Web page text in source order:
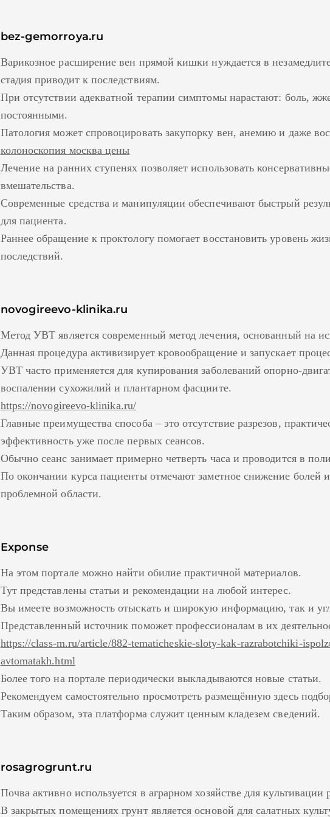
bez-gemorroya.ru
Варикозное расширение вен прямой кишки нуждается в
стадия приводит к последствиям.
При отсутствии адекватной терапии симптомы нарастают: боль,
постоянными.
Патология может спровоцировать закупорку вен, анемию и даже
колоноскопия москва цены
Лечение на ранних ступенях позволяет использовать
вмешательства.
Современные средства и манипуляции обеспечивают быстрый
для пациента.
Раннее обращение к проктологу помогает восстановить уровень
последствий.
novogireevo-klinika.ru
Метод УВТ является современный метод лечения, основанный на
Данная процедура активизирует кровообращение и запускает
УВТ часто применяется для купирования заболеваний опорно-
воспалении сухожилий и плантарном фасциите.
https://novogireevo-klinika.ru/
Главные преимущества способа – это отсутствие разрезов,
эффективность уже после первых сеансов.
Обычно сеанс занимает примерно четверть часа и проводится в
По окончании курса пациенты отмечают заметное снижение болей
проблемной области.
Exponse
На этом портале можно найти обилие практичной материалов.
Тут представлены статьи и рекомендации на любой интерес.
Вы имеете возможность отыскать и широкую информацию, так и
Представленный источник поможет профессионалам в их
https://class-m.ru/article/882-tematicheskie-sloty-kak-razrabotchiki-
avtomatakh.html
Более того на портале периодически выкладываются новые статьи.
Рекомендуем самостоятельно просмотреть размещённую здесь
Таким образом, эта платформа служит ценным кладезем сведений.
rosagrogrunt.ru
Почва активно используется в аграрном хозяйстве для культивации
В закрытых помещениях грунт является основой для салатных